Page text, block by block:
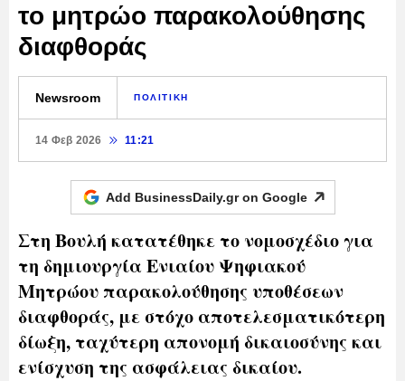
το μητρώο παρακολούθησης
διαφθοράς
Newsroom ΠΟΛΙΤΙΚΗ
14 Φεβ 2026 11:21
Add BusinessDaily.gr on Google
Στη Βουλή κατατέθηκε το νομοσχέδιο για
τη δημιουργία Ενιαίου Ψηφιακού
Μητρώου παρακολούθησης υποθέσεων
διαφθοράς, με στόχο αποτελεσματικότερη
δίωξη, ταχύτερη απονομή δικαιοσύνης και
ενίσχυση της ασφάλειας δικαίου.